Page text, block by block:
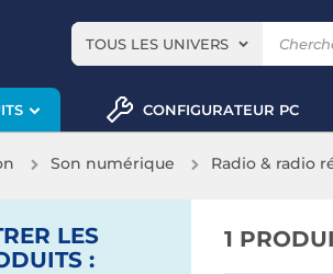
TOUS LES UNIVERS
CONFIGURATEUR PC
Son numérique Radio & radio
LES
:
1